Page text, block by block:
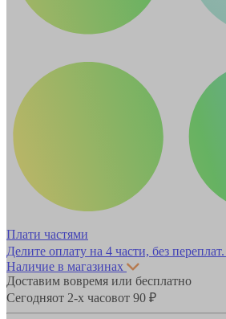
Плати частями
Делите оплату на 4 части, без переплат.
Наличие в магазинах
Доставим вовремя или бесплатно
Сегодняот 2-х часовот 90 ₽